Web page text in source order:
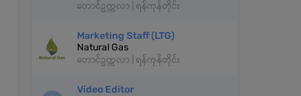
တောင်ဥက္ကလာ | ရန်ကုန်တိုင်း
Marketing Staff (LTG)
Natural Gas
တောင်ဥက္ကလာ | ရန်ကုန်တိုင်း
Video Editor